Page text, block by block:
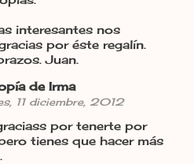
interesantes nos
por éste regalín.
Juan.
de Irma
11 diciembre, 2012
por tenerte por
tienes que hacer más